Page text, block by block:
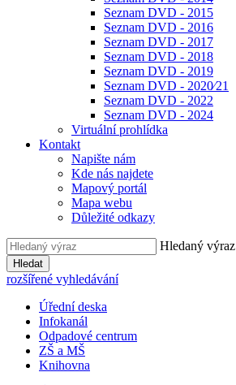
Seznam DVD - 2015
Seznam DVD - 2016
Seznam DVD - 2017
Seznam DVD - 2018
Seznam DVD - 2019
Seznam DVD - 2020⁄21
Seznam DVD - 2022
Seznam DVD - 2024
Virtuální prohlídka
Kontakt
Napište nám
Kde nás najdete
Mapový portál
Mapa webu
Důležité odkazy
Hledaný výraz
Hledat
rozšířené vyhledávání
Úřední deska
Infokanál
Odpadové centrum
ZŠ a MŠ
Knihovna